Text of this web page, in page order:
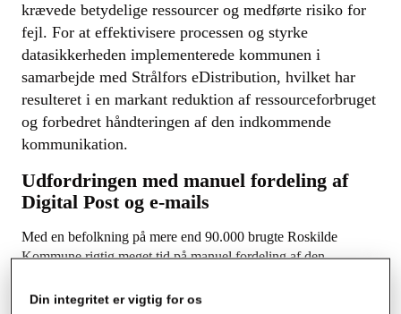
krævede betydelige ressourcer og medførte risiko for
fejl. For at effektivisere processen og styrke
datasikkerheden implementerede kommunen i
samarbejde med Strålfors eDistribution, hvilket har
resulteret i en markant reduktion af ressourceforbruget
og forbedret håndteringen af den indkommende
kommunikation.
Udfordringen med manuel fordeling af
Digital Post og e-mails
Med en befolkning på mere end 90.000 brugte Roskilde
Kommune rigtig meget tid på manuel fordeling af den
Post og e-mails krævede en fuldtidsmedarbejder til at sikre
Din integritet er vigtig for os